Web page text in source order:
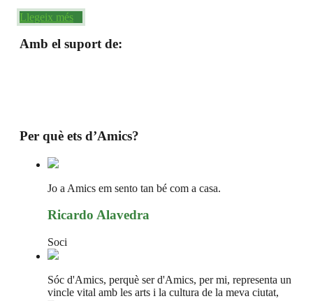
Llegeix més
Amb el suport de:
Per què ets d’Amics?
Jo a Amics em sento tan bé com a casa.
Ricardo Alavedra
Soci
Sóc d'Amics, perquè ser d'Amics, per mi, representa un
vincle vital amb les arts i la cultura de la meva ciutat,